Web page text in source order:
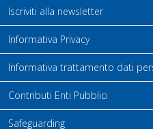
Iscriviti alla newsletter
Informativa Privacy
Informativa trattamento dati
Contributi Enti Pubblici
Safeguarding